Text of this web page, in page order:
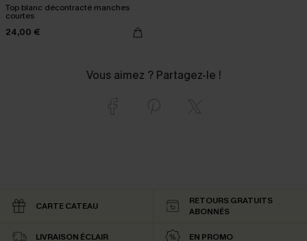
Top blanc décontracté manches
courtes
24,00 €
Vous aimez ? Partagez-le !
CARTE CATEAU
RETOURS GRATUITS
ABONNÉS
LIVRAISON ÉCLAIR EN PROMO